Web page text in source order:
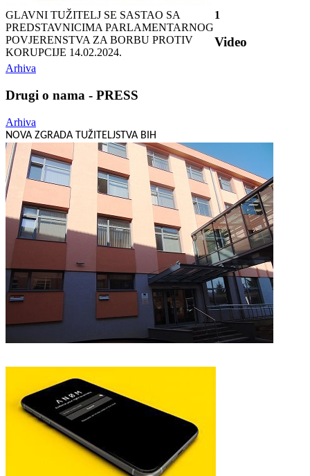
GLAVNI TUŽITELJ SE SASTAO SA
PREDSTAVNICIMA PARLAMENTARNOG
POVJERENSTVA ZA BORBU PROTIV
KORUPCIJE 14.02.2024.
1
Video
Arhiva
Drugi o nama - PRESS
Arhiva
NOVA ZGRADA TUŽITELJSTVA BIH